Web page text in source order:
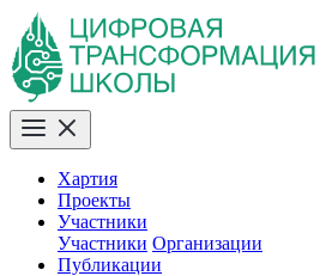
Хартия
Проекты
Участники
Участники Организации
Публикации